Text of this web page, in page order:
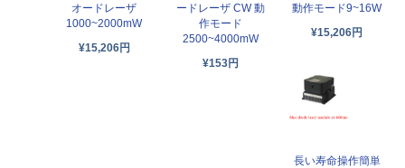
オードレーザ
1000~2000mW
¥15,206円
ードレーザ CW 動
作モード
2500~4000mW
¥153円
動作モード9~16W
¥15,206円
長い寿命操作簡単